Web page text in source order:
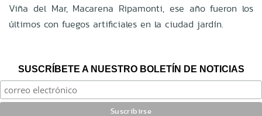
Viña del Mar, Macarena Ripamonti, ese año fueron los
últimos con fuegos artificiales en la ciudad jardín.
SUSCRÍBETE A NUESTRO BOLETÍN DE NOTICIAS